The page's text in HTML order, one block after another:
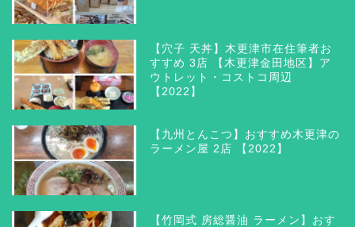
【穴子 天丼】木更津市在住筆者お
すすめ 3店 【木更津金田地区】ア
ウトレット・コストコ周辺
【2022】
【九州とんこつ】おすすめ木更津の
ラーメン屋 2店 【2022】
【竹岡式 房総醤油 ラーメン】おす